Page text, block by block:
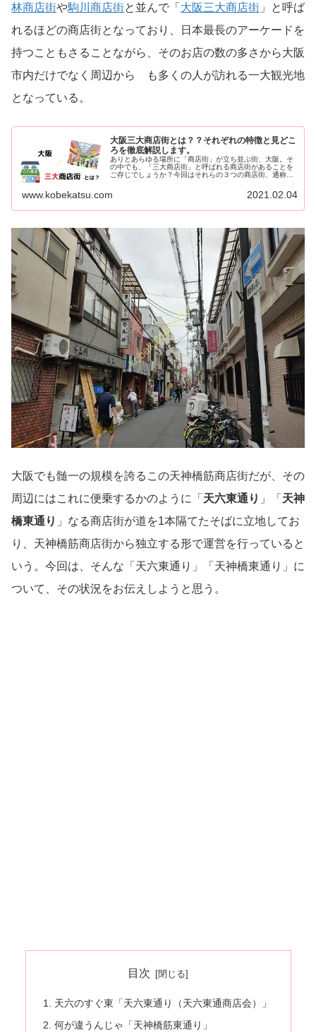
林商店街や駒川商店街と並んで「 大阪三大商店街 」と呼ば
れるほどの商店街となっており、日本最長のアーケードを
持つこともさることながら、そのお店の数の多さから大阪
市内だけでなく周辺から も多くの人が訪れる一大観光地
となっている。
大阪三大商店街とは？？それぞれの特徴と見どこ
ろを徹底解説します。
ありとあらゆる場所に「商店街」が立ち並ぶ街、大阪。そ
の中でも、「三大商店街」と呼ばれる商店街があることを
ご存じでしょうか？今回はそれらの３つの商店街、通称
阪の中でも特に賑わう商店街について知りたい方、人でご
った返し、活気のある商店街を知りたい方、必見です！！
www.kobekatsu.com 2021.02.04
大阪でも髄一の規模を誇るこの天神橋筋商店街だが、その
周辺にはこれに便乗するかのように「 天六東通り 」「 天神
橋東通り 」なる商店街が道を1本隔てたそばに立地してお
り、天神橋筋商店街から独立する形で運営を行っていると
いう。今回は、そんな「天六東通り」「天神橋東通り」に
ついて、その状況をお伝えしようと思う。
目次
天六のすぐ東「天六東通り（天六東通商店会）」
何が違うんじゃ「天神橋筋東通り」